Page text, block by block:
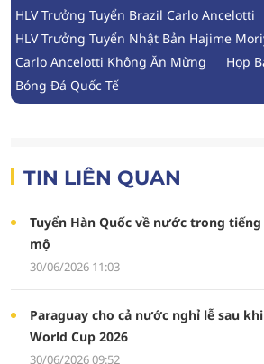
HLV Trưởng Tuyển Brazil Carlo Ancelotti
HLV Trưởng Tuyển Nhật Bản Hajime
Carlo Ancelotti Không Ăn Mừng
Họp
Bóng Đá Quốc Tế
TIN LIÊN QUAN
Tuyển Hàn Quốc về nước trong
mộ
30/06/2026 11:03
Paraguay cho cả nước nghỉ lễ sau
World Cup 2026
30/06/2026 09:52